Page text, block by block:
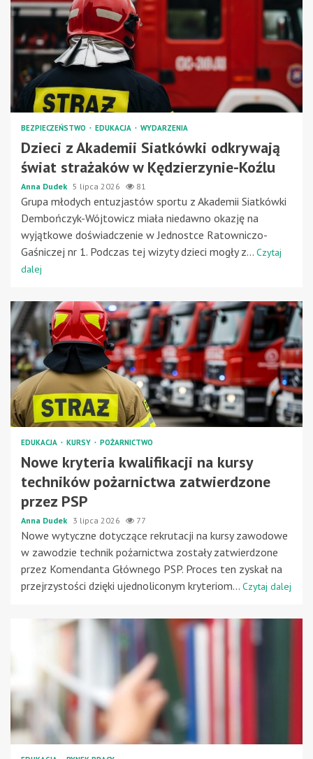
BEZPIECZEŃSTWO EDUKACJA WYDARZENIA
Dzieci z Akademii Siatkówki odkrywają
świat strażaków w Kędzierzynie-Koźlu
Anna Dudek 5 lipca 2026 81
Grupa młodych entuzjastów sportu z Akademii Siatkówki
Dembończyk-Wójtowicz miała niedawno okazję na
wyjątkowe doświadczenie w Jednostce Ratowniczo-
Gaśniczej nr 1. Podczas tej wizyty dzieci mogły z... Czytaj
dalej
EDUKACJA KURSY POŻARNICTWO
Nowe kryteria kwalifikacji na kursy
techników pożarnictwa zatwierdzone
przez PSP
Anna Dudek 3 lipca 2026 77
Nowe wytyczne dotyczące rekrutacji na kursy zawodowe
w zawodzie technik pożarnictwa zostały zatwierdzone
przez Komendanta Głównego PSP. Proces ten zyskał na
przejrzystości dzięki ujednoliconym kryteriom... Czytaj dalej